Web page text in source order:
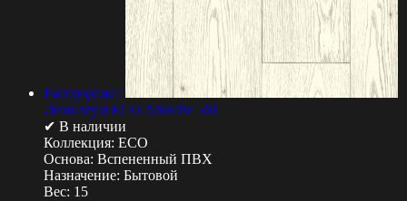
Распродажа!
Линолеум ECO Ardeche 501
✔ В наличии
Коллекция: ECO
Основа: Вспененный ПВХ
Назначение: Бытовой
Вес: 15